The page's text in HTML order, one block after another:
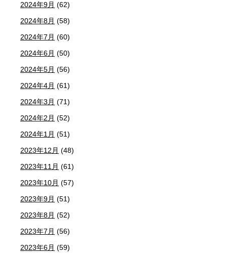
2024年9月 (62)
2024年8月 (58)
2024年7月 (60)
2024年6月 (50)
2024年5月 (56)
2024年4月 (61)
2024年3月 (71)
2024年2月 (52)
2024年1月 (51)
2023年12月 (48)
2023年11月 (61)
2023年10月 (57)
2023年9月 (51)
2023年8月 (52)
2023年7月 (56)
2023年6月 (59)